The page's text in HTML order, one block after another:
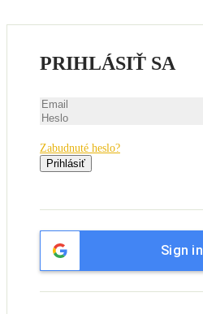
PRIHLÁSIŤ SA
Zabudnuté heslo?
Prihlásiť
Sign in